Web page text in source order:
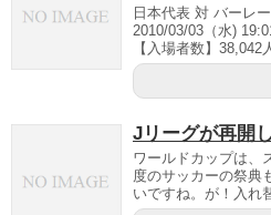
日本代表 対 バーレ
2010/03/03（水)
【入場者数】38,042
Jリーグが再開
ワールドカップは、
度のサッカーの祭典
いですね。が！入れ